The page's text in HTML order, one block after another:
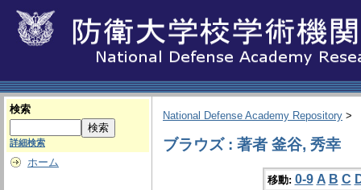
検索
詳細検索
ホーム
National Defense Academy Repository >
ブラウズ : 著者 釜谷, 秀幸
移動: 0-9 A B C